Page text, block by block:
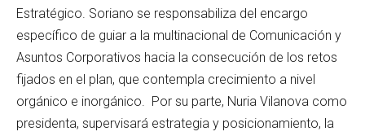
Estratégico. Soriano se responsabiliza del encargo
específico de guiar a la multinacional de Comunicación y
Asuntos Corporativos hacia la consecución de los retos
fijados en el plan, que contempla crecimiento a nivel
orgánico e inorgánico. Por su parte, Nuria Vilanova como
presidenta, supervisará estrategia y posicionamiento, la